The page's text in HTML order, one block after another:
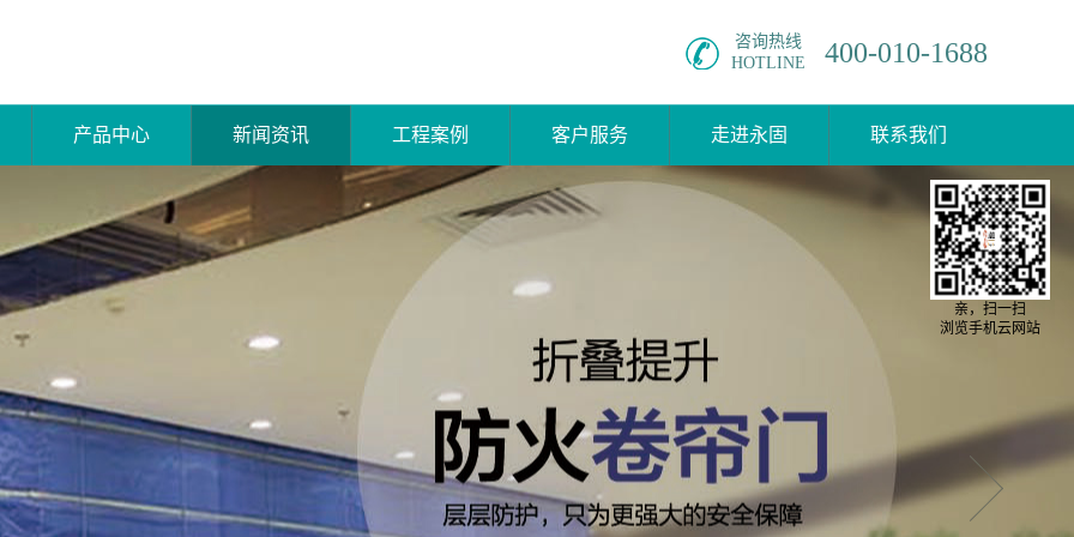
咨询热线
HOTLINE
400-010-1688
产品中心 新闻资讯 工程案例 客户服务 走进永固 联系我们
亲，扫一扫
浏览手机云网站